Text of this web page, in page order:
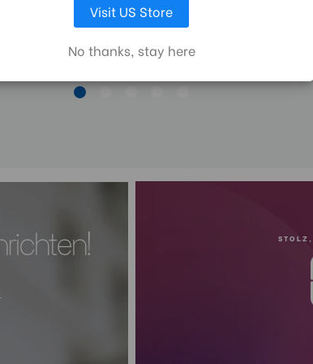
Schnellwechselplatte
Sicherheitsverschluss:
Schnellverschluss Kamera-
Separate Schwenksperre:
Visit US Store
No thanks, stay here